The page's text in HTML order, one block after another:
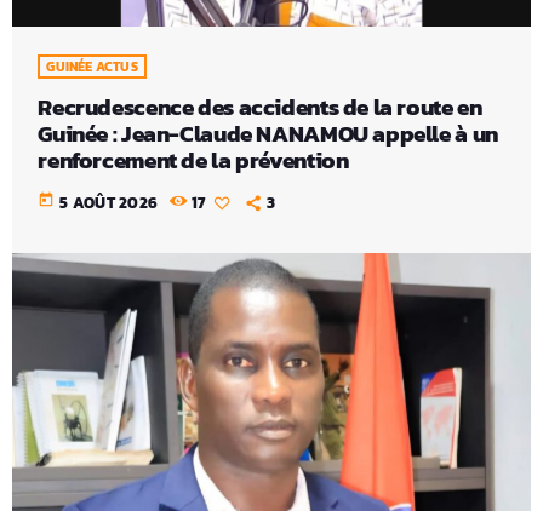
GUINÉE ACTUS
Recrudescence des accidents de la route en
Guinée : Jean-Claude NANAMOU appelle à un
renforcement de la prévention
today 5 AOÛT 2026 17 3